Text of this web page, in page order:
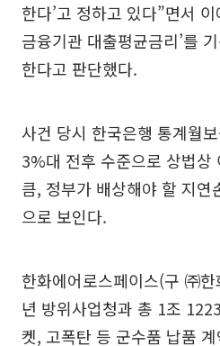
한다’고 정하고 있다”면서
금융기관 대출평균금리’를
한다고 판단했다.
사건 당시 한국은행 통계월
3%대 전후 수준으로 상법
큼, 정부가 배상해야 할 지연
으로 보인다.
한화에어로스페이스(구 ㈜
년 방위사업청과 총 1조
켓, 고폭탄 등 군수품 납품